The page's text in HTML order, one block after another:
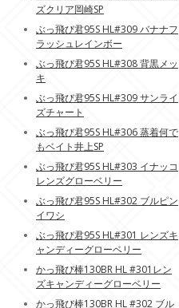
ズクリア岡崎SP
ぶっ飛び君95S HL#309 バナナフ
ラッシュレインボー
ぶっ飛び君95S HL#308 背黒メッ
キ
ぶっ飛び君95S HL#309 サンライ
ズチャート
ぶっ飛び君95S HL#306 蒸着何で
もベイト井上SP
ぶっ飛び君95S HL#303 イナッコ
レンズグローベリー
ぶっ飛び君95S HL#302 ブルピン
イワシ
ぶっ飛び君95S HL#301 レンズキ
ャンディーグローベリー
かっ飛び棒130BR HL #301レン
ズキャンディーグローベリー
かっ飛び棒130BR HL #302 ブル